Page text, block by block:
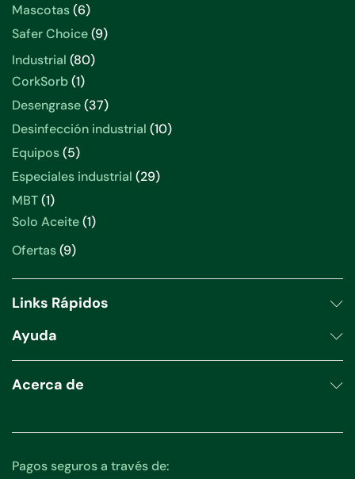
Mascotas 66
productos
Safer Choice 99
Industrial 8080
CorkSorb 11
producto
Desengrase 3737
productos
Desinfección industrial 1010
Equipos 55
productos
Especiales industrial 2929
MBT 11
producto
Solo Aceite 11
Ofertas 99
Links Rápidos
Ayuda
Acerca de
Pagos seguros a través de: